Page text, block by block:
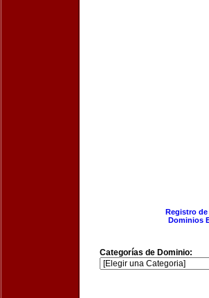
Registro
Dominios
Categorías de Dominio: